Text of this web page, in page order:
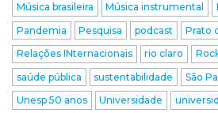
Música brasileira
Música instrumental
Pandemia
Pesquisa podcast Prato
Relações INternacionais
rio claro
saúde pública
sustentabilidade São
Unesp 50 anos
Universidade